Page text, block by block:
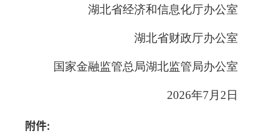
湖北省经济和信息化厅办公室
湖北省财政厅办公室
国家金融监管总局湖北监管局办公室
2026年7月2日
附件: